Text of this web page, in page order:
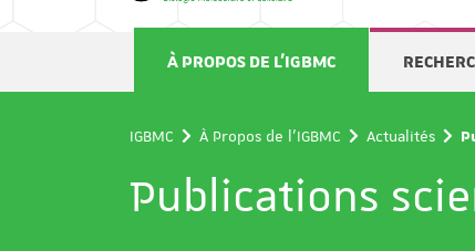
À PROPOS DE L'IGBMC
IGBMC À Propos de l'IGBMC Actualités
Publications